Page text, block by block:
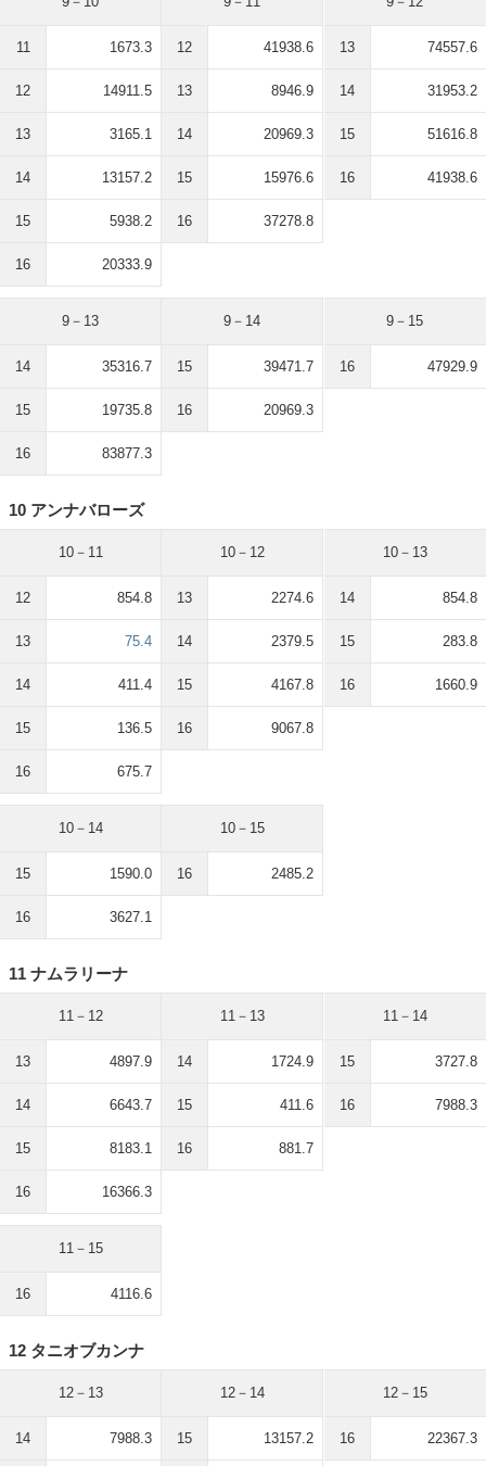
11 1673.3
12 14911.5
13 3165.1
14 13157.2
15 5938.2
16 20333.9
12 41938.6
13 8946.9
14 20969.3
15 15976.6
16 37278.8
13 74557.6
14 31953.2
15 51616.8
16 41938.6
9－13
14 35316.7
15 19735.8
16 83877.3
9－14
15 39471.7
16 20969.3
9－15
16 47929.9
10 アンナバローズ
10－11
12 854.8
13 75.4
14 411.4
15 136.5
16 675.7
10－12
13 2274.6
14 2379.5
15 4167.8
16 9067.8
10－13
14 854.8
15 283.8
16 1660.9
10－14
15 1590.0
16 3627.1
10－15
16 2485.2
11 ナムラリーナ
11－12
13 4897.9
14 6643.7
15 8183.1
16 16366.3
11－13
14 1724.9
15 411.6
16 881.7
11－14
15 3727.8
16 7988.3
11－15
16 4116.6
12 タニオブカンナ
12－13
14 7988.3
12－14
15 13157.2
12－15
16 22367.3